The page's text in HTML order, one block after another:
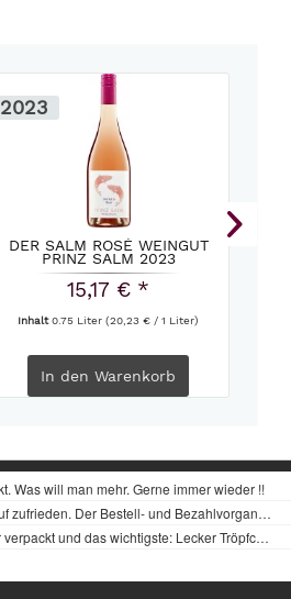
2023
DER SALM ROSÉ WEINGUT
PRINZ SALM 2023
15,17 € *
Inhalt0.75 Liter(20,23 € / 1 Liter)
In den Warenkorb